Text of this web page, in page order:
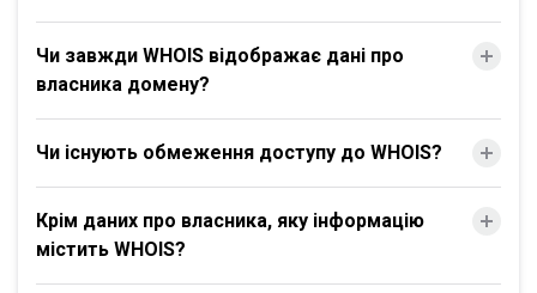
Чи завжди WHOIS відображає дані про
власника домену?
Чи існують обмеження доступу до WHOIS?
Крім даних про власника, яку інформацію
містить WHOIS?